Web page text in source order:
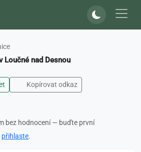
Loučné nad Desnou
Kopírovat odkaz
bez hodnocení — buďte první
přihlaste.